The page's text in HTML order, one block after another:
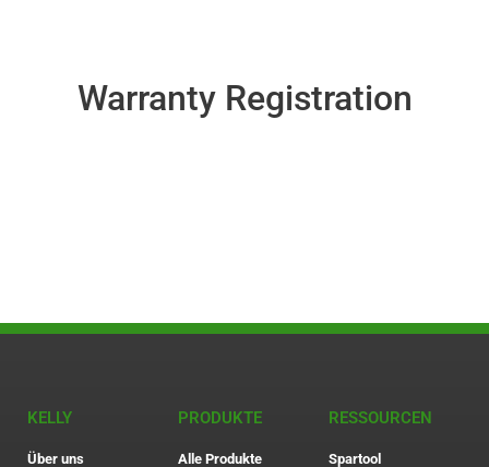
Warranty Registration
KELLY
Über uns
PRODUKTE
Alle Produkte
RESSOURCEN
Spartool